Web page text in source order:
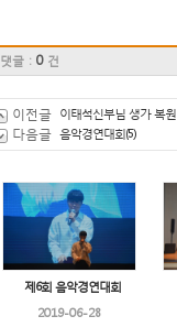
댓글 : 0건
이전글 이태석신부님 생가 복원
다음글 음악경연대회(5)
제6회 음악경연대회
2019-06-28